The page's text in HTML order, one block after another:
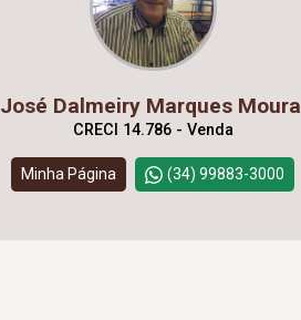
José Dalmeiry Marques Moura
CRECI 14.786 - Venda
Minha Página (34) 99883-3000